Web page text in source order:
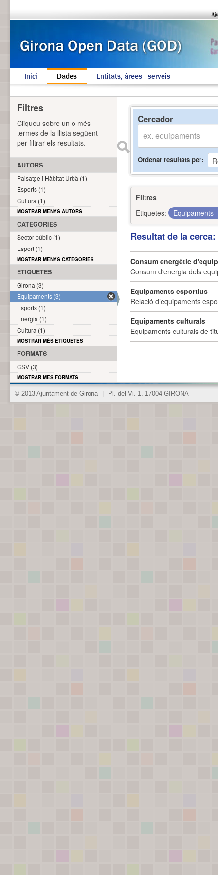
Inici Dades Entitats, àrees i serveis
Cercador
Ordenar resultats per
Filtres
Etiquetes:
Equipaments
Resultat de la
Consum energètic
Consum d'energia dels
Equipaments esportius
Relació d’equipaments
Equipaments culturals
Equipaments culturals de
Filtres
Cliqueu sobre un o més
termes de la llista següent
per filtrar els resultats.
AUTORS
Paisatge i Hàbitat Urbà (1)
Esports (1)
Cultura (1)
MOSTRAR MENYS AUTORS
CATEGORIES
Sector públic (1)
Esport (1)
MOSTRAR MENYS CATEGORIES
ETIQUETES
Girona (3)
Equipaments (3)
Esports (1)
Energia (1)
Cultura (1)
MOSTRAR MÉS ETIQUETES
FORMATS
CSV (3)
MOSTRAR MÉS FORMATS
© 2013 Ajuntament de Girona Pl. del Vi, 1. 17004 GIRONA